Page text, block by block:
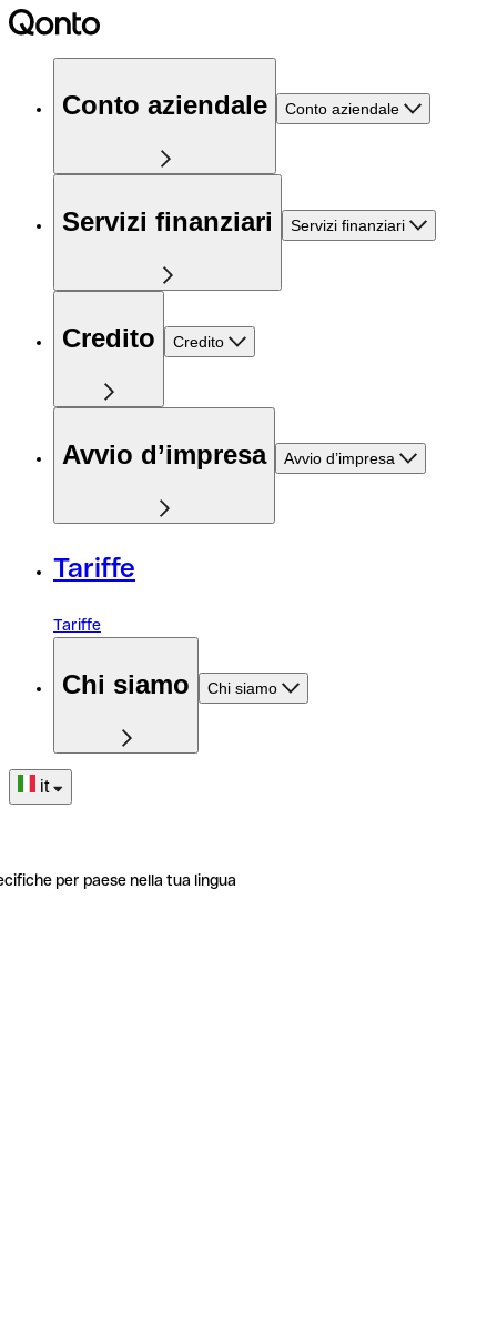
Conto aziendale Conto aziendale
Servizi finanziari Servizi finanziari
Credito Credito
Avvio d’impresa Avvio d’impresa
Tariffe
Tariffe
Chi siamo Chi siamo
it
per paese nella tua lingua